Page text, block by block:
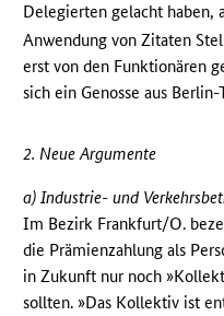
Delegierten gelacht haben,
Anwendung von Zitaten
erst von den Funktionären
sich ein Genosse aus Berlin-
2. Neue Argumente
a) Industrie- und
Im Bezirk Frankfurt/O.
die Prämienzahlung als
in Zukunft nur noch
sollten. »Das Kollektiv ist